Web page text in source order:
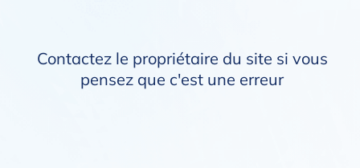
Contactez le propriétaire du site si vous
pensez que c'est une erreur